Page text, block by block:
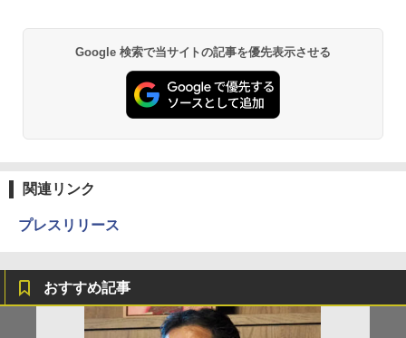
Google 検索で当サイトの記事を優先表示させる
関連リンク
プレスリリース
おすすめ記事